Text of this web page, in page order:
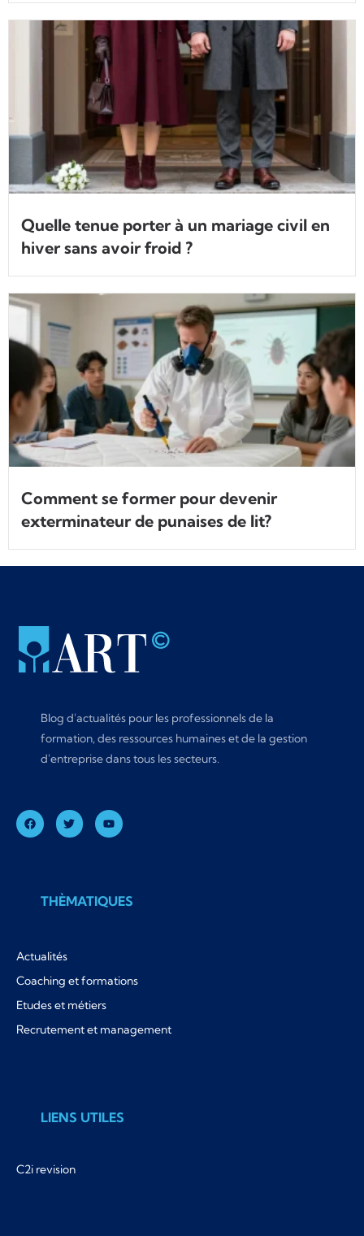
Quelle tenue porter à un mariage civil en
hiver sans avoir froid ?
Comment se former pour devenir
exterminateur de punaises de lit?
Blog d'actualités pour les professionnels de la
formation, des ressources humaines et de la gestion
d'entreprise dans tous les secteurs.
THÈMATIQUES
Actualités
Coaching et formations
Etudes et métiers
Recrutement et management
LIENS UTILES
C2i revision